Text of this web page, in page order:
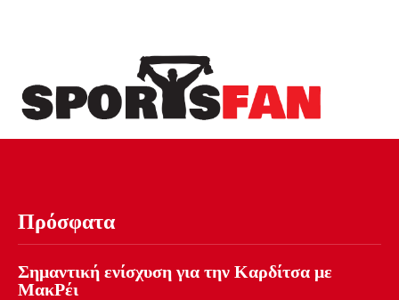
Πρόσφατα
Σημαντική ενίσχυση για την Καρδίτσα με
ΜακΡέι